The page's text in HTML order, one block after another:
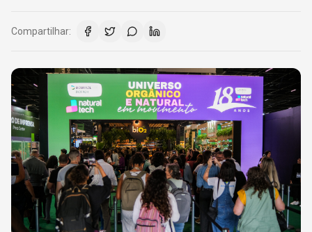
Compartilhar: